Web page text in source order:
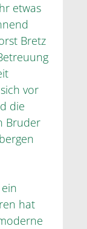
etwas
Bretz
vor
die
Bruder
hat